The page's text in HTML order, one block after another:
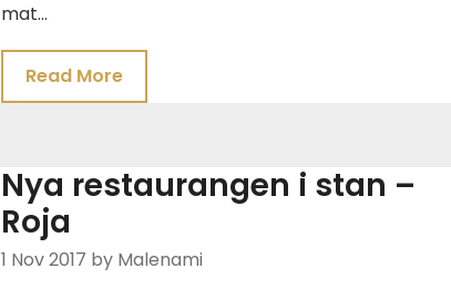
mat…
Read More
Nya restaurangen i stan –
Roja
1 Nov 2017 by Malenami